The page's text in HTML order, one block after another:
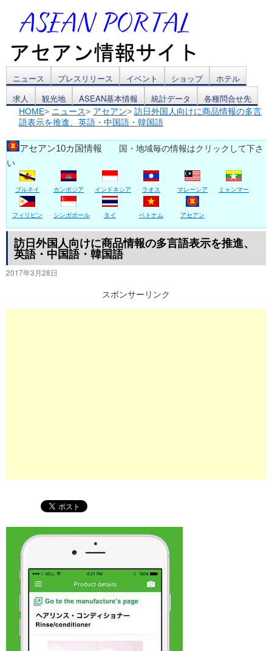
コ
ン
テ
ン
ツ
へ
ス
キ
ッ
ニュース プレスリリース イベント ショップ
ホテル
求人
観光地 ASEAN基本情報 統計データ 各種問合せ先
HOME> ニュース> アセアン> 訪日外国人向けに商品情報の多言
語表示を推進、英語・中国語・韓国語
アセアン10カ国情報 国・地域毎の情報はクリックして下さ
い
ブルネイ カンボジア インドネシア ラオス マレーシア ミャンマー
フィリピン シンガポール タイ ベトナム アセアン
訪日外国人向けに商品情報の多言語表示を推進、
英語・中国語・韓国語
2017年3月28日
スポンサーリンク